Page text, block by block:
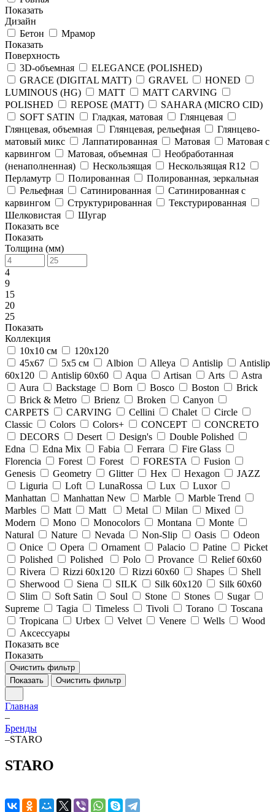
Показать
Дизайн
Бетон
Мрамор
Показать
Поверхность
3D-объемная
ELEGANCE (POLISHED)
GRACE (DIGITAL MATT)
GRAVEL
HONED
LUMINOUS (HG)
MATT
MATT CARVING
POLISHED
REPOSE (MATT)
SAHARA (MICRO CID)
SOFT SATIN
Гладкая, матовая
Глянцевая
Глянцевая, объемная
Глянцевая, рельефная
Глянцево-
матовый микс
Лаппатированная Матовая
Матовая с
карвингом
Матовая, объемная
Необработанная
(ненаполненная)
Нескользящая
Нескользящая R12
Перламутр
Полированная
Полированная, зеркальная
Рельефная
Сатинированная
Сатинированная с
карвингом
Структурированная
Текстурированная
Шелковистая
Шугар
Показать все
Показать
Толщина (мм)
4
9
15
20
25
Показать
Коллекция
10х10 см
120x120
45х67
5х5 см Albion Alleya Antislip
Antislip
60x120
Antislip 60x60 Aqua Artisan Arts
Astra
Aura
Backstage Born Bosco Boston
Brick
Brick & Metro
Brienz Broken
Canyon
CARPETS
CARVING Cellini Chalet
Circle
Classic
Colors Colors+ CONCEPT
CONCRETO
DECORS
Desert Design's
Double Polished
Edna
Edna Mix Fabia Ferrara
Fire Glass
Florencia
Forest Forest FORESTA
Fusion
Genesis
Geometry Glitter Hex Hexagon
JAZZ
Liguria
Loft LunaRossa Lux
Luxor
Manhattan
Manhattan New Marble
Marble Trend
Marbles
Matt Matt Metal Milan
Mixed
Modern
Mono Monocolors Montana
Monte
Natural
Nature Nevada Non-Slip Oasis
Odeon
Onice
Opera Ornament Palacio Patine
Picket
Polished
Polished Polo Provance
Relief 60x60
Rivera
Rizzi 60x120 Rizzi 60x60 Shapes
Shell
Sherwood
Siena SILK Silk 60х120
Silk 60х60
Slim
Soft Satin Soul Stone Stones
Sugar
Supreme
Tagia Timeless Tivoli Torano
Toscana
Tropicana
Urbex Velvet Venere Wells
Wood
Аксессуары
Показать все
Показать
Очистить фильтр
Показать
Очистить фильтр
Главная
–
Бренды
–STARO
STARO